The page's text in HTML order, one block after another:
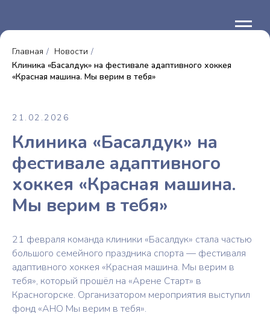
Главная / Новости /
Клиника «Басалдук» на фестивале адаптивного хоккея
«Красная машина. Мы верим в тебя»
21.02.2026
Клиника «Басалдук» на
фестивале адаптивного
хоккея «Красная машина.
Мы верим в тебя»
21 февраля команда клиники «Басалдук» стала частью
большого семейного праздника спорта — фестиваля
адаптивного хоккея «Красная машина. Мы верим в
тебя», который прошёл на «Арене Старт» в
Красногорске. Организатором мероприятия выступил
фонд «АНО Мы верим в тебя».